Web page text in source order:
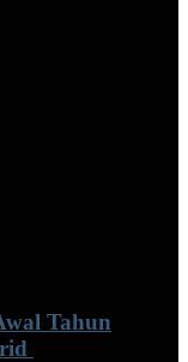
Tahun